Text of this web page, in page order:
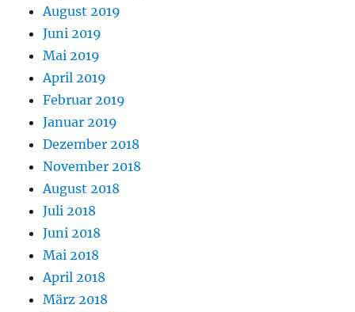
August 2019
Juni 2019
Mai 2019
April 2019
Februar 2019
Januar 2019
Dezember 2018
November 2018
August 2018
Juli 2018
Juni 2018
Mai 2018
April 2018
März 2018